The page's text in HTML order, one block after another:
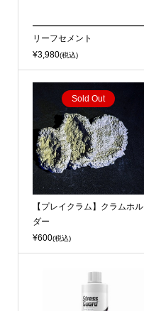
リーフセメント
¥3,980(税込)
Sold Out
【プレイクラム】クラムホル
ダー
¥600(税込)